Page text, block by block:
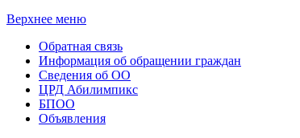
Верхнее меню
Обратная связь
Информация об обращении граждан
Сведения об ОО
ЦРД Абилимпикс
БПОО
Объявления